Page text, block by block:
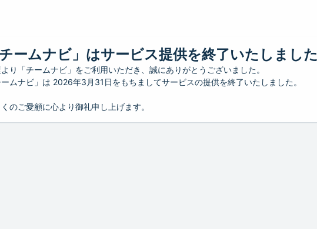
チームナビ」はサービス提供を終了いたしました
り「チームナビ」をご利用いただき、誠にありがとうございました。
ームナビ」は 2026年3月31日をもちましてサービスの提供を終了いたしました。
のご愛顧に心より御礼申し上げます。